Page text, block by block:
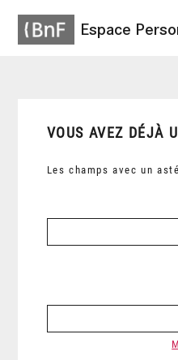
Espace
VOUS AVEZ DÉJÀ
Les champs avec un